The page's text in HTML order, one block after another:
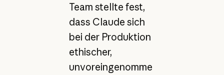
Team stellte fest,
dass Claude sich
bei der Produktion
ethischer,
unvoreingenomme